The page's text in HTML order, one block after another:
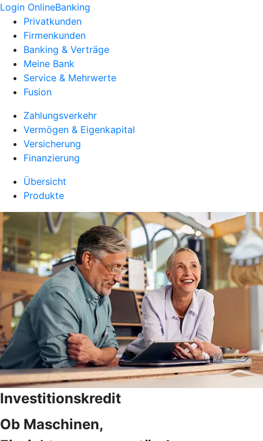
Login OnlineBanking
Privatkunden
Firmenkunden
Banking & Verträge
Meine Bank
Service & Mehrwerte
Fusion
Zahlungsverkehr
Vermögen & Eigenkapital
Versicherung
Finanzierung
Übersicht
Produkte
Investitionskredit
Ob Maschinen,